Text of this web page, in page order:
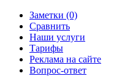
Заметки (0)
Сравнить
Наши услуги
Тарифы
Реклама на сайте
Вопрос-ответ